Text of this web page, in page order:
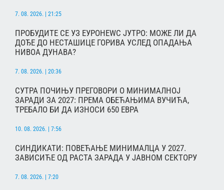
7. 08. 2026. | 21:25
ПРОБУДИТЕ СЕ УЗ ЕУРОНЕWС ЈУТРО: МОЖЕ ЛИ ДА
ДОЂЕ ДО НЕСТАШИЦЕ ГОРИВА УСЛЕД ОПАДАЊА
НИВОА ДУНАВА?
7. 08. 2026. | 20:36
СУТРА ПОЧИЊУ ПРЕГОВОРИ О МИНИМАЛНОЈ
ЗАРАДИ ЗА 2027: ПРЕМА ОБЕЋАЊИМА ВУЧИЋА,
ТРЕБАЛО БИ ДА ИЗНОСИ 650 ЕВРА
10. 08. 2026. | 7:56
СИНДИКАТИ: ПОВЕЋАЊЕ МИНИМАЛЦА У 2027.
ЗАВИСИЋЕ ОД РАСТА ЗАРАДА У ЈАВНОМ СЕКТОРУ
7. 08. 2026. | 7:20